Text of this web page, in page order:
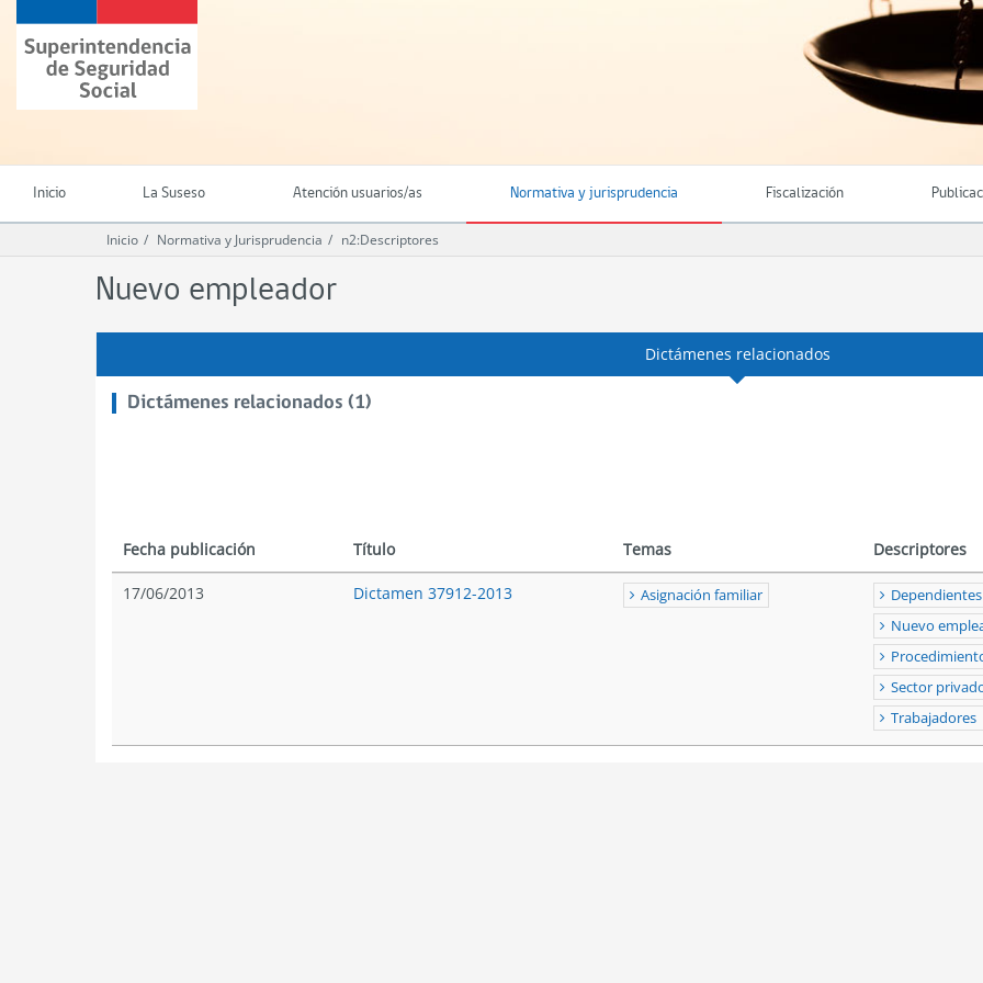
contenido
principal
Superintendencia
de
Seguridad
(SUSESO)
Chile
Inicio La Suseso Atención usuarios/as Normativa y jurisprudencia Fiscalización
Inicio Normativa y Jurisprudencia n2:Descriptores
Nuevo empleador
Dictámenes relacionados
Dictámenes relacionados (1)
Fecha publicación Título Temas Descriptores
17/06/2013 Dictamen 37912-2013 Asignación familiar
Dependientes
Nuevo
Sector
Trabajadores